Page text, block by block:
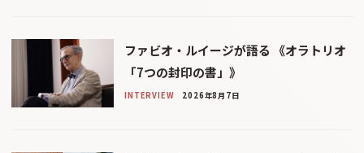
ファビオ・ルイージが語る 《オラトリオ
「7つの封印の書」》
INTERVIEW 2026年8月7日